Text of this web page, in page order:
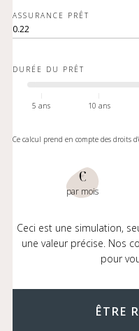
ASSURANCE PRÊT
DURÉE DU PRÊT
5 ans 10 ans
Ce calcul prend en compte des droits
€
par mois
Ceci est une simulation,
une valeur précise. Nos
pour
ÊTRE